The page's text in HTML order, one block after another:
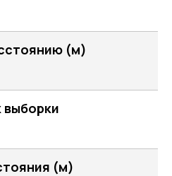
(м)
выборки
(м)